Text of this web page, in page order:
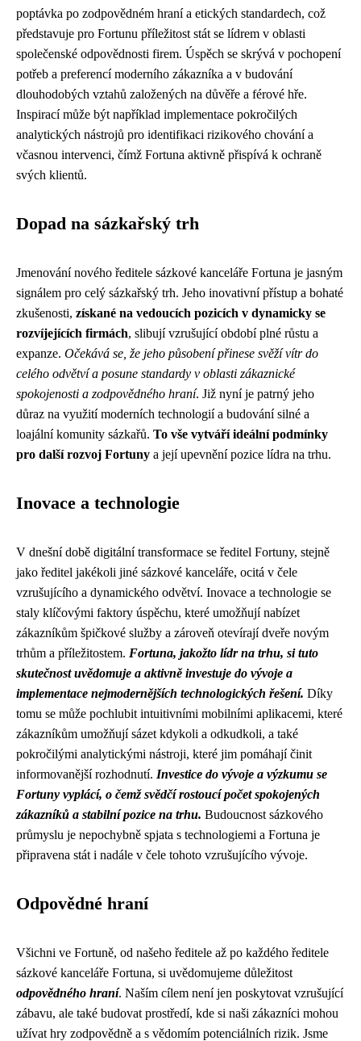
poptávka po zodpovědném hraní a etických standardech, což
představuje pro Fortunu příležitost stát se lídrem v oblasti
společenské odpovědnosti firem. Úspěch se skrývá v pochopení
potřeb a preferencí moderního zákazníka a v budování
dlouhodobých vztahů založených na důvěře a férové hře.
Inspirací může být například implementace pokročilých
analytických nástrojů pro identifikaci rizikového chování a
včasnou intervenci, čímž Fortuna aktivně přispívá k ochraně
svých klientů.
Dopad na sázkařský trh
Jmenování nového ředitele sázkové kanceláře Fortuna je jasným
signálem pro celý sázkařský trh. Jeho inovativní přístup a bohaté
zkušenosti, získané na vedoucích pozicích v dynamicky se
rozvíjejících firmách, slibují vzrušující období plné růstu a
expanze. Očekává se, že jeho působení přinese svěží vítr do
celého odvětví a posune standardy v oblasti zákaznické
spokojenosti a zodpovědného hraní. Již nyní je patrný jeho
důraz na využití moderních technologií a budování silné a
loajální komunity sázkařů. To vše vytváří ideální podmínky
pro další rozvoj Fortuny a její upevnění pozice lídra na trhu.
Inovace a technologie
V dnešní době digitální transformace se ředitel Fortuny, stejně
jako ředitel jakékoli jiné sázkové kanceláře, ocitá v čele
vzrušujícího a dynamického odvětví. Inovace a technologie se
staly klíčovými faktory úspěchu, které umožňují nabízet
zákazníkům špičkové služby a zároveň otevírají dveře novým
trhům a příležitostem. Fortuna, jakožto lídr na trhu, si tuto
skutečnost uvědomuje a aktivně investuje do vývoje a
implementace nejmodernějších technologických řešení. Díky
tomu se může pochlubit intuitivními mobilními aplikacemi, které
zákazníkům umožňují sázet kdykoli a odkudkoli, a také
pokročilými analytickými nástroji, které jim pomáhají činit
informovanější rozhodnutí. Investice do vývoje a výzkumu se
Fortuny vyplácí, o čemž svědčí rostoucí počet spokojených
zákazníků a stabilní pozice na trhu. Budoucnost sázkového
průmyslu je nepochybně spjata s technologiemi a Fortuna je
připravena stát i nadále v čele tohoto vzrušujícího vývoje.
Odpovědné hraní
Všichni ve Fortuně, od našeho ředitele až po každého ředitele
sázkové kanceláře Fortuna, si uvědomujeme důležitost
odpovědného hraní. Naším cílem není jen poskytovat vzrušující
zábavu, ale také budovat prostředí, kde si naši zákazníci mohou
užívat hry zodpovědně a s vědomím potenciálních rizik. Jsme